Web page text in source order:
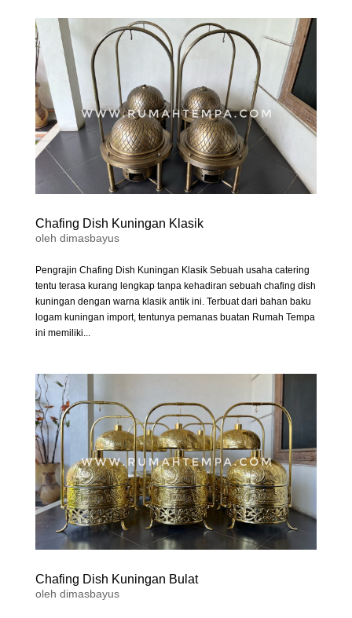
Chafing Dish Kuningan Klasik
oleh dimasbayus
Pengrajin Chafing Dish Kuningan Klasik Sebuah usaha catering
tentu terasa kurang lengkap tanpa kehadiran sebuah chafing dish
kuningan dengan warna klasik antik ini. Terbuat dari bahan baku
logam kuningan import, tentunya pemanas buatan Rumah Tempa
ini memiliki...
Chafing Dish Kuningan Bulat
oleh dimasbayus